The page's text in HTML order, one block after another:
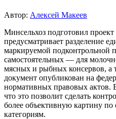
Автор: Алексей Макеев
Минсельхоз подготовил
предусматривает разделение
маркируемой подконтрольной
самостоятельных — для
мясных и рыбных консервов,
документ опубликован на
нормативных правовых актов.
что это позволит сделать
более объективную картину
категориям.